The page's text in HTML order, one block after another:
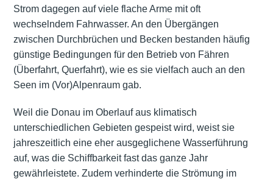
Strom dagegen auf viele flache Arme mit oft
wechselndem Fahrwasser. An den Übergängen
zwischen Durchbrüchen und Becken bestanden häufig
günstige Bedingungen für den Betrieb von Fähren
(Überfahrt, Querfahrt), wie es sie vielfach auch an den
Seen im (Vor)Alpenraum gab.
Weil die Donau im Oberlauf aus klimatisch
unterschiedlichen Gebieten gespeist wird, weist sie
jahreszeitlich eine eher ausgeglichene Wasserführung
auf, was die Schiffbarkeit fast das ganze Jahr
gewährleistete. Zudem verhinderte die Strömung im